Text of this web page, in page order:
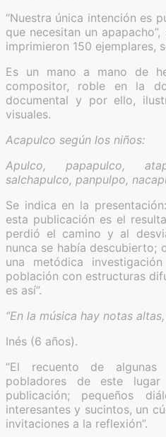
“Nuestra única intención es
que necesitan un
imprimieron 150 ejemplares,
Es un mano a mano de
compositor, roble en la
documental y por ello,
visuales.
Acapulco según los niños:
Apulco, papapulco,
salchapulco, panpulpo,
Se indica en la
esta publicación es el
perdió el camino y al
nunca se había descubierto;
una metódica
población con estructuras
es así”.
“En la música hay notas
Inés (6 años).
“El recuento de algunas
pobladores de este
publicación; pequeños
interesantes y sucintos, un
invitaciones a la reflexión”.